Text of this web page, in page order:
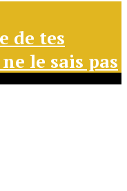
de tes
le sais pas